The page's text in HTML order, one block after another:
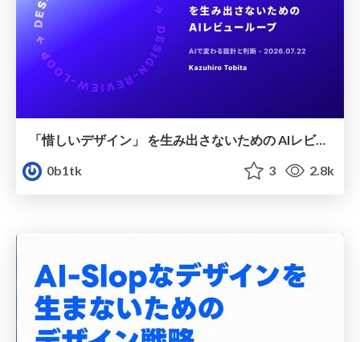
「惜しいデザイン」 を生み出さないための AIレビューループ
0b1tk
3 2.8k